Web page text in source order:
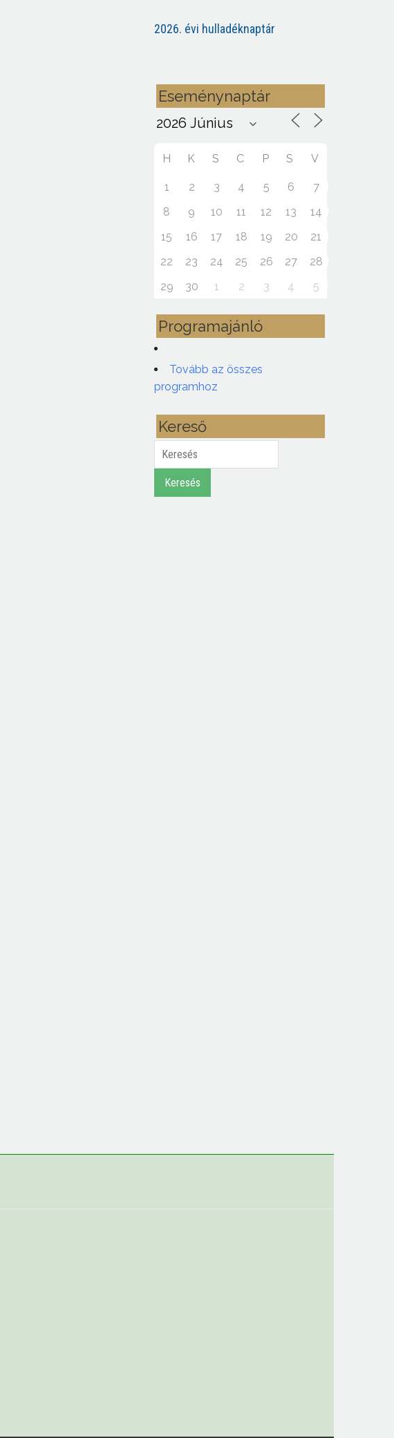
2026. évi hulladéknaptár
Eseménynaptár
H K S C P S V
1 2 3 4 5 6
7
8
9 10 11 12 13
14
15
16 17 18 19 20
21
22
23 24 25 26 27
28
29
30 1 2 3 4 5
Programajánló
Tovább az összes
programhoz
Kereső
Keresés
Keresés